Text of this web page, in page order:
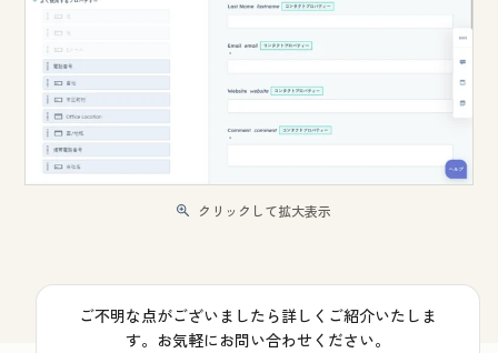
クリックして拡大表示
ご不明な点がございましたら詳しくご紹介いたしま
す。お気軽にお問い合わせください。